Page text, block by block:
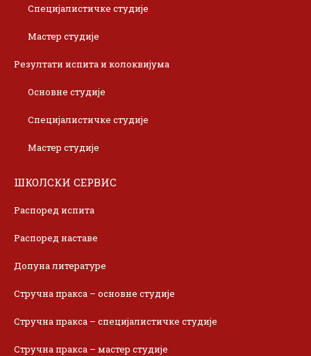
Специјалистичке студије
Мастер студије
Резултати испита и колоквијума
Основне студије
Специјалистичке студије
Мастер студије
ШКОЛСКИ СЕРВИС
Распоред испита
Распоред наставе
Допуна литературе
Стручна пракса – основне студије
Стручна пракса – специјалистичке студије
Стручна пракса – мастер студије